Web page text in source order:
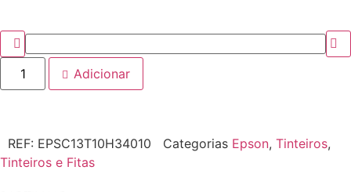
Adicionar
REF: EPSC13T10H34010 Categorias Epson, Tinteiros,
Tinteiros e Fitas